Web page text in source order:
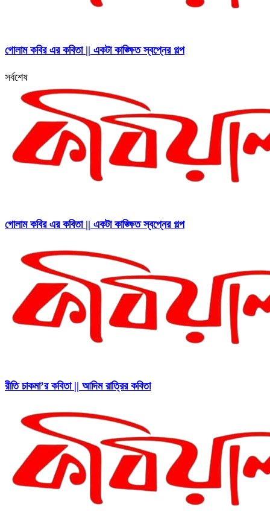
গোলাম কবির এর কবিতা || একটা কাঙ্ক্ষিত স্বপ্নের গল্প
সর্বশেষ
গোলাম কবির এর কবিতা || একটা কাঙ্ক্ষিত স্বপ্নের গল্প
রীতি চাকমা’র কবিতা || আদিম রাত্রির কবিতা